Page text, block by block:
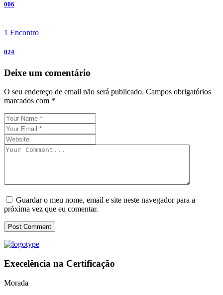
006
1 Encontro
024
Deixe um comentário
O seu endereço de email não será publicado. Campos obrigatórios
marcados com *
Guardar o meu nome, email e site neste navegador para a
próxima vez que eu comentar.
Post Comment
Execelência na Certificação
Morada